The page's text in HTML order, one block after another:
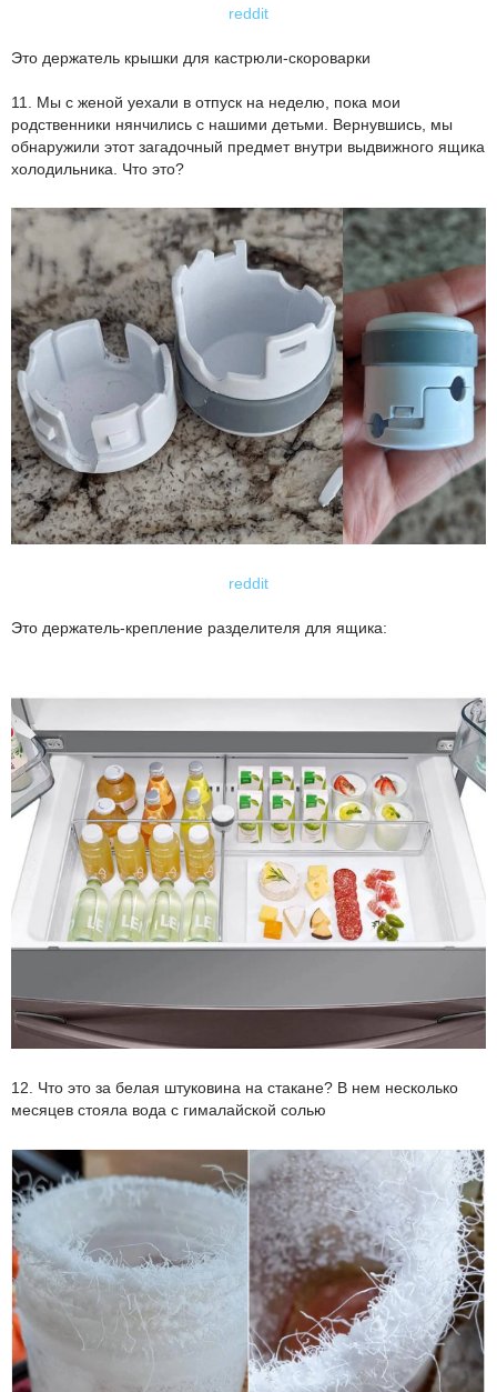
reddit
Это держатель крышки для кастрюли-скороварки
11. Мы с женой уехали в отпуск на неделю, пока мои
родственники нянчились с нашими детьми. Вернувшись, мы
обнаружили этот загадочный предмет внутри выдвижного ящика
холодильника. Что это?
reddit
Это держатель-крепление разделителя для ящика:
12. Что это за белая штуковина на стакане? В нем несколько
месяцев стояла вода с гималайской солью